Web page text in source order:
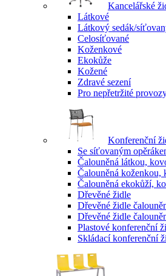
Kancelářské
Látkové
Látkový sedák/
Celosíťované
Koženkové
Ekokůže
Kožené
Zdravé sezení
Pro nepřetržité
Konferenční
Se síťovaným
Čalouněná látkou,
Čalouněná koženkou,
Čalouněná ekokůží,
Dřevěné židle
Dřevěné židle
Dřevěné židle
Plastové konferenční
Skládací konferenční